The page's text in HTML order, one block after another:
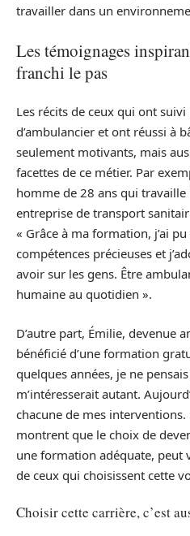
travailler dans un
Les témoignages
franchi le pas
Les récits de ceux qui ont
d’ambulancier et ont réussi à
seulement motivants, mais
facettes de ce métier. Par
homme de 28 ans qui
entreprise de transport
« Grâce à ma formation, j’ai
compétences précieuses et
avoir sur les gens. Être
humaine au quotidien ».
D’autre part, Émilie, devenue
bénéficié d’une formation
quelques années, je ne
m’intéresserait autant.
chacune de mes interventions.
montrent que le choix de
une formation adéquate,
de ceux qui choisissent cette
Choisir cette carrière, c’est